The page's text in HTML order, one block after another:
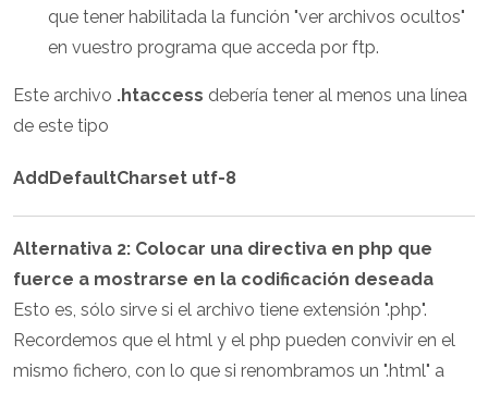
que tener habilitada la función "ver archivos ocultos"
en vuestro programa que acceda por ftp.
Este archivo .htaccess debería tener al menos una línea
de este tipo
AddDefaultCharset utf-8
Alternativa 2: Colocar una directiva en php que
fuerce a mostrarse en la codificación deseada
Esto es, sólo sirve si el archivo tiene extensión ".php".
Recordemos que el html y el php pueden convivir en el
mismo fichero, con lo que si renombramos un ".html" a